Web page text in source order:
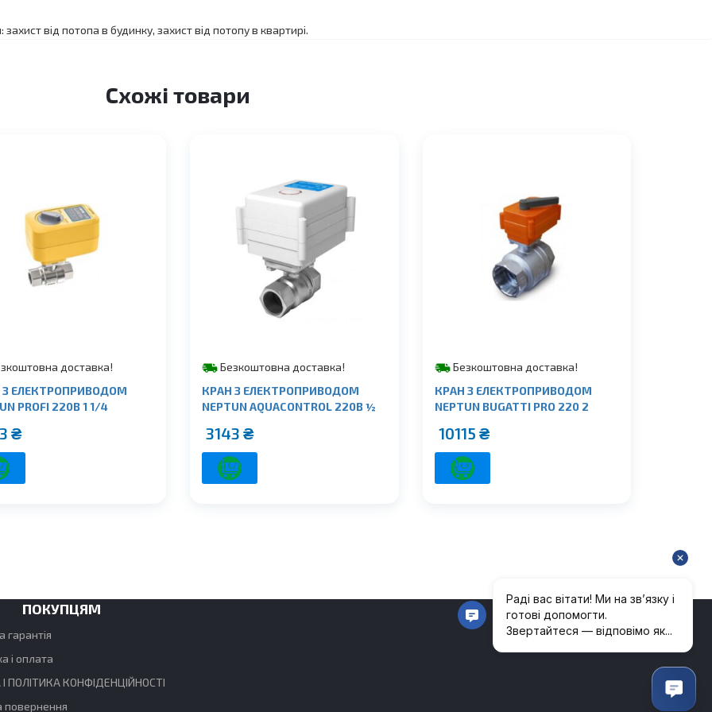
від потопа в будинку, захист від потопу в квартирі.
Схожі товари
доставка!
З ЕЛЕКТРОПРИВОДОМ
PROFI 220В 1 1/4
₴
Безкоштовна доставка!
КРАН З ЕЛЕКТРОПРИВОДОМ
NEPTUN AQUACONTROL 220В ½
3143 ₴
Безкоштовна доставка!
КРАН З ЕЛЕКТРОПРИВОДОМ
NEPTUN BUGATTI PRO 220 2
10115 ₴
ПОКУПЦЯМ
гарантія
і оплата
ПОЛІТИКА КОНФІДЕНЦІЙНОСТІ
повернення